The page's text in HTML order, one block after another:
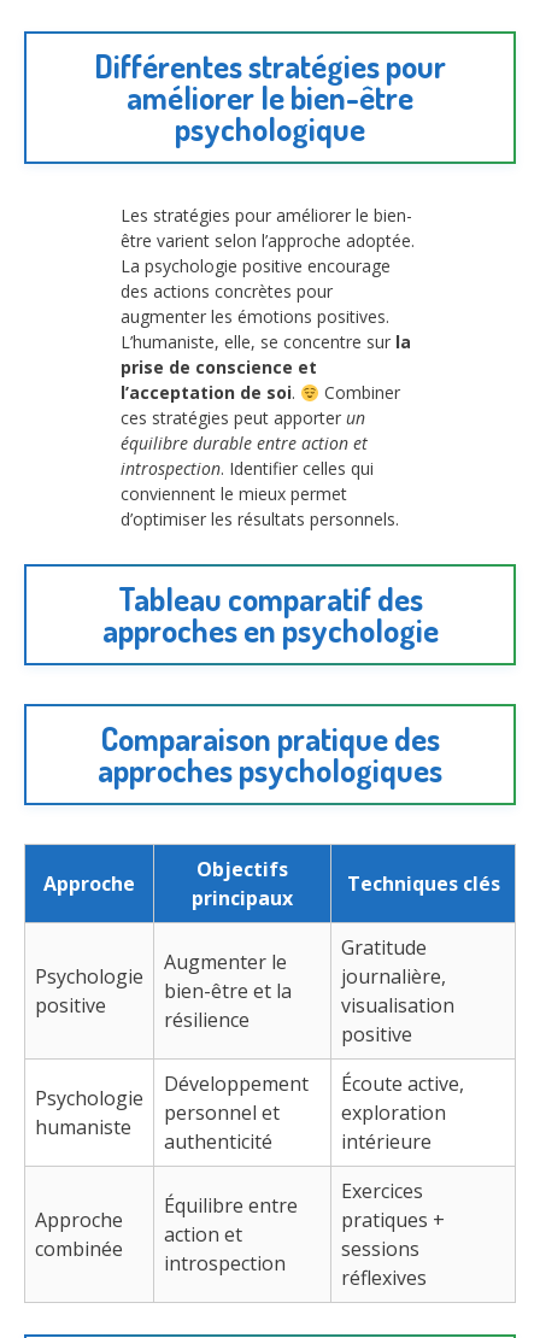
Différentes stratégies pour
améliorer le bien-être
psychologique
Les stratégies pour améliorer le bien-
être varient selon l’approche adoptée.
La psychologie positive encourage
des actions concrètes pour
augmenter les émotions positives.
L’humaniste, elle, se concentre sur la
prise de conscience et
l’acceptation de soi.
Combiner
ces stratégies peut apporter un
équilibre durable entre action et
introspection. Identifier celles qui
conviennent le mieux permet
d’optimiser les résultats personnels.
Tableau comparatif des
approches en psychologie
Comparaison pratique des
approches psychologiques
Approche
Objectifs
principaux
Techniques clés
Psychologie
positive
Augmenter le
bien-être et la
résilience
Gratitude
journalière,
visualisation
positive
Psychologie
humaniste
Développement
personnel et
authenticité
Écoute active,
exploration
intérieure
Approche
combinée
Équilibre entre
action et
introspection
Exercices
pratiques +
sessions
réflexives